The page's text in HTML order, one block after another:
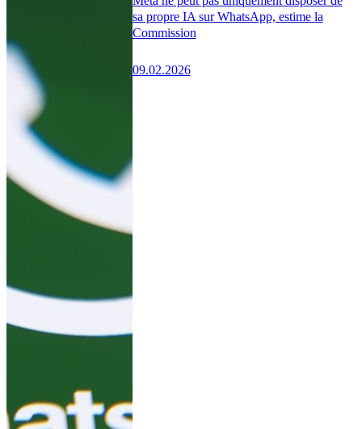
sa propre IA sur WhatsApp, estime la
Commission
09.02.2026